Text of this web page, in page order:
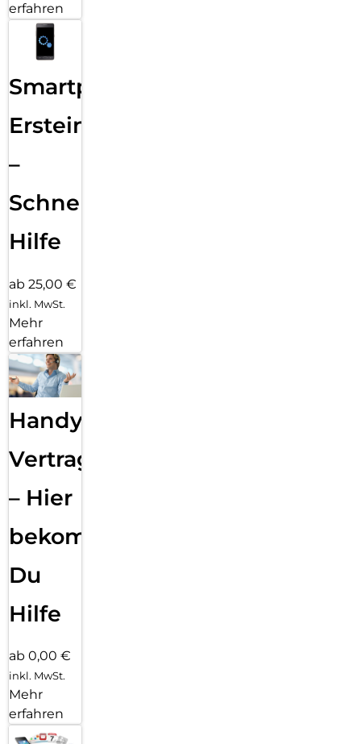
erfahren
Smartphone
Ersteinrichtung
–
Schnelle
Hilfe
ab 25,00 €
inkl. MwSt.
Mehr
erfahren
Handy
Vertragsabwicklung
– Hier
bekommst
Du
Hilfe
ab 0,00 €
inkl. MwSt.
Mehr
erfahren